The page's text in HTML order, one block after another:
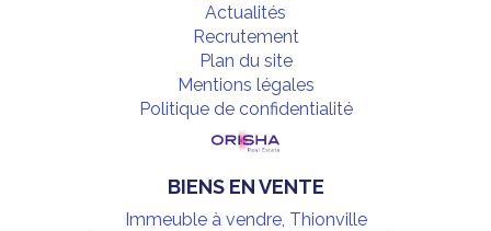
Actualités
Recrutement
Plan du site
Mentions légales
Politique de confidentialité
BIENS EN VENTE
Immeuble à vendre, Thionville